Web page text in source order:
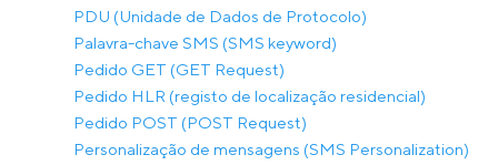
PDU (Unidade de Dados de Protocolo)
Palavra-chave SMS (SMS keyword)
Pedido GET (GET Request)
Pedido HLR (registo de localização residencial)
Pedido POST (POST Request)
Personalização de mensagens (SMS Personalization)